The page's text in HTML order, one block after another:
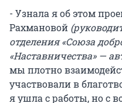
- Узнала я об этом
Рахмановой
отделения «Союза
«Наставничества» —
мы плотно
участвовали в
я ушла с работы, но с